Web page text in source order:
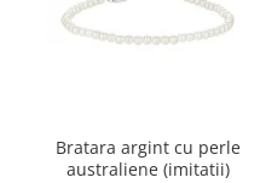
Bratara argint cu perle
australiene (imitatii)